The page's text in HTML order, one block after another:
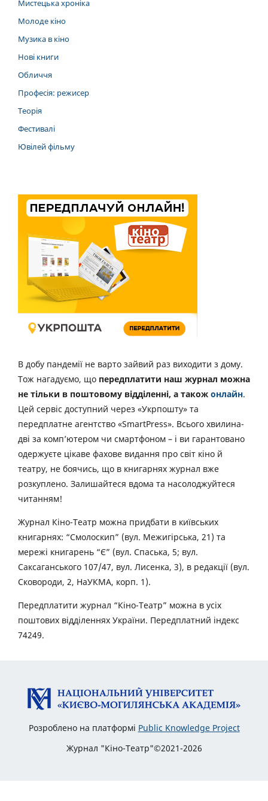
Мистецька хроніка
Молоде кіно
Музика в кіно
Нові книги
Обличчя
Професія: режисер
Теорія
Фестивалі
Ювілей фільму
В добу пандемії не варто зайвий раз виходити з дому.
Тож нагадуємо, що передплатити наш журнал можна
не тільки в поштовому відділенні, а також онлайн.
Цей сервіс доступний через «Укрпошту» та
передплатне агентство «SmartPress». Всього хвилина-
дві за комп’ютером чи смартфоном – і ви гарантовано
одержуєте цікаве фахове видання про світ кіно й
театру, не боячись, що в книгарнях журнал вже
розкуплено. Залишайтеся вдома та насолоджуйтеся
читанням!
Журнал Кіно-Театр можна придбати в київських
книгарнях: “Смолоскип” (вул. Межигірська, 21) та
мережі книгарень “Є” (вул. Спаська, 5; вул.
Саксаганського 107/47, вул. Лисенка, 3), в редакції (вул.
Сковороди, 2, НаУКМА, корп. 1).
Передплатити журнал “Кіно-Театр” можна в усіх
поштових відділеннях України. Передплатний індекс
74249.
Розроблено на платформі Public Knowledge Project
Журнал "Кіно-Театр"©2021-2026